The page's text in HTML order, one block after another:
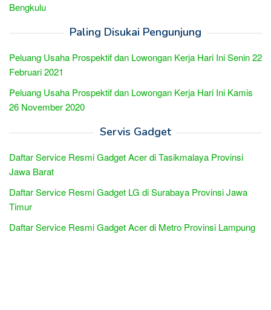
Bengkulu
Paling Disukai Pengunjung
Peluang Usaha Prospektif dan Lowongan Kerja Hari Ini Senin 22
Februari 2021
Peluang Usaha Prospektif dan Lowongan Kerja Hari Ini Kamis
26 November 2020
Servis Gadget
Daftar Service Resmi Gadget Acer di Tasikmalaya Provinsi
Jawa Barat
Daftar Service Resmi Gadget LG di Surabaya Provinsi Jawa
Timur
Daftar Service Resmi Gadget Acer di Metro Provinsi Lampung